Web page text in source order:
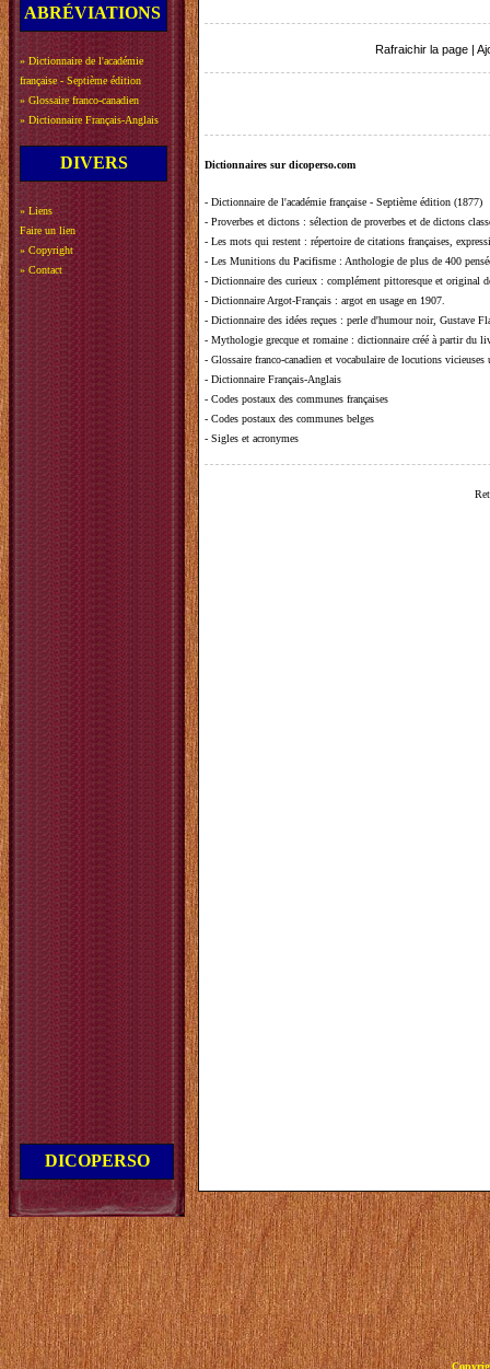
ABRÉVIATIONS
» Dictionnaire de l'académie
française - Septième édition
» Glossaire franco-canadien
» Dictionnaire Français-Anglais
DIVERS
» Liens
Faire un lien
» Copyright
» Contact
DICOPERSO
Rafraichir la page
Dictionnaires sur dicoperso.com
- Dictionnaire de l'académie française - Septième édition (1877)
- Proverbes et dictons : sélection de proverbes et de dictons
- Les mots qui restent : répertoire de citations françaises,
- Les Munitions du Pacifisme : Anthologie de plus de 400
- Dictionnaire des curieux : complément pittoresque et original
- Dictionnaire Argot-Français : argot en usage en 1907.
- Dictionnaire des idées reçues : perle d'humour noir, Gustave
- Mythologie grecque et romaine : dictionnaire créé à partir du
- Glossaire franco-canadien et vocabulaire de locutions vicieuses
- Dictionnaire Français-Anglais
- Codes postaux des communes françaises
- Codes postaux des communes belges
- Sigles et acronymes